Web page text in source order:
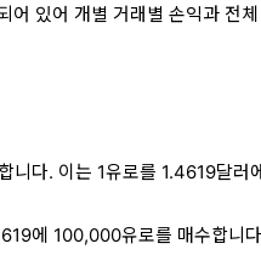
어 있어 개별 거래별 손익과 전
다. 이는 1유로를 1.4619달러
에 100,000유로를 매수합니